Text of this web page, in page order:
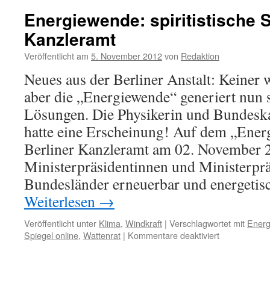
Energiewende: spiritistische
Kanzleramt
Veröffentlicht am 5. November 2012von Redaktion
Neues aus der Berliner Anstalt: Keiner
aber die „Energiewende“ generiert
Lösungen. Die Physikerin und
hatte eine Erscheinung! Auf dem
Berliner Kanzleramt am 02. November
Ministerpräsidentinnen und
Bundesländer erneuerbar und
Weiterlesen →
Veröffentlicht unter Klima, Windkraft | Verschlagwortet mit
Spiegel online, Wattenrat | Kommentare deaktiviertfür